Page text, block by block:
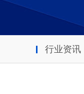
行业资讯